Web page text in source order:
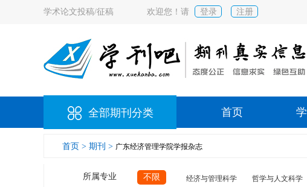
学术论文投稿/征稿 欢迎您！请 登录 注册
全部期刊分类 首页
首页 > 期刊 > 广东经济管理学院学报杂志
所属专业 不限 经济与管理科学 哲学与人文科学